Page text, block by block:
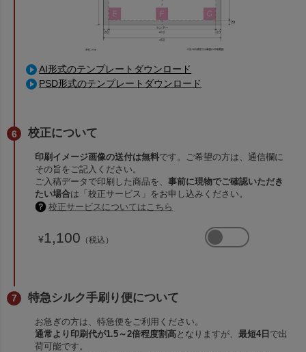
AI形式のテンプレートダウンロード
PSD形式のテンプレートダウンロード
校正について
印刷イメージ画像の送付は無料です。ご希望の方は、通信欄に
その旨をご記入ください。
ご入稿データで印刷した商品を、事前に現物でご確認いただき
たい場合は「校正サービス」をお申し込みください。
校正サービスについてはこちら
¥1,100 （税込）
特急シルク手刷り便について
お急ぎの方は、特急便をご利用ください。
通常より印刷代が1.5～2倍程度割高となりますが、最短4日 で出
荷可能です。